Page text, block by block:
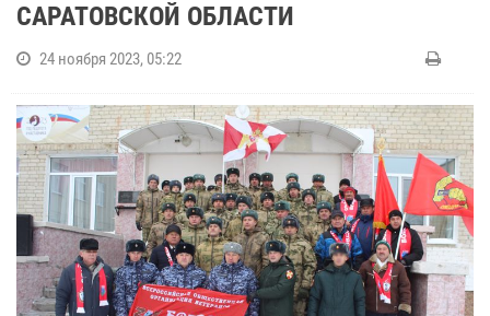
САРАТОВСКОЙ ОБЛАСТИ
24 ноября 2023, 05:22